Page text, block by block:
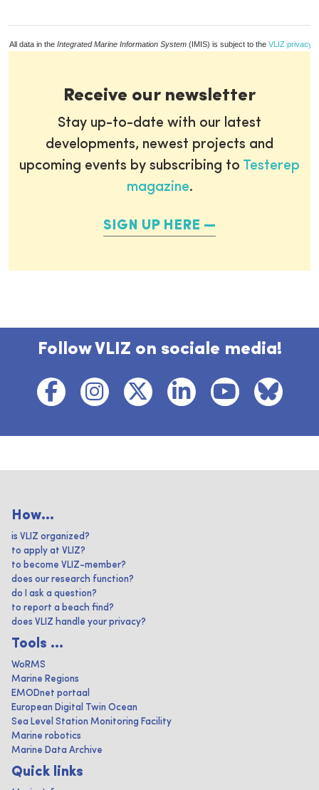
All data in the Integrated Marine Information System (IMIS) is subject to the VLIZ privacy
Receive our newsletter
Stay up-to-date with our latest
developments, newest projects and
upcoming events by subscribing to Testerep
magazine.
SIGN UP HERE
Follow VLIZ on sociale media!
How...
is VLIZ organized?
to apply at VLIZ?
to become VLIZ-member?
does our research function?
do I ask a question?
to report a beach find?
does VLIZ handle your privacy?
Tools ...
WoRMS
Marine Regions
EMODnet portaal
European Digital Twin Ocean
Sea Level Station Monitoring Facility
Marine robotics
Marine Data Archive
Quick links